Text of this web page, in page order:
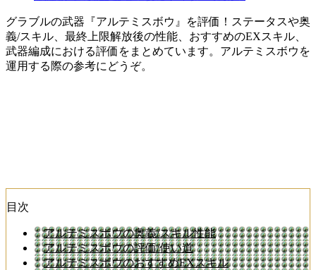
グラブルの武器『アルテミスボウ』を評価！ステータスや奥
義/スキル、最終上限解放後の性能、おすすめのEXスキル、
武器編成における評価をまとめています。アルテミスボウを
運用する際の参考にどうぞ。
目次
アルテミスボウの奥義/スキル性能
アルテミスボウの評価/使い道
アルテミスボウのおすすめEXスキル